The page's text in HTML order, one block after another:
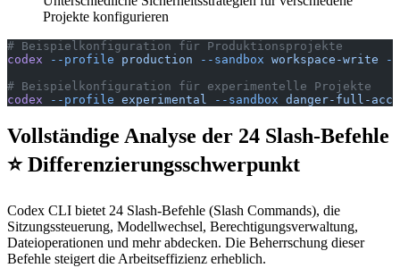
Projekte konfigurieren
# Beispielkonfiguration für Produktionsprojekte
codex --profile production --sandbox workspace-write --
# Beispielkonfiguration für experimentelle Projekte
codex --profile experimental --sandbox danger-full-
Vollständige Analyse der 24 Slash-Befehle
⭐ Differenzierungsschwerpunkt
Codex CLI bietet 24 Slash-Befehle (Slash Commands), die
Sitzungssteuerung, Modellwechsel, Berechtigungsverwaltung,
Dateioperationen und mehr abdecken. Die Beherrschung dieser
Befehle steigert die Arbeitseffizienz erheblich.